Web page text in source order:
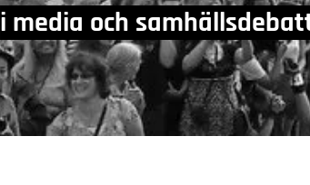
i media och